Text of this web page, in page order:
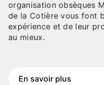
organisation obsèques
de la Cotière vous font
expérience et de leur
au mieux.
En savoir plus